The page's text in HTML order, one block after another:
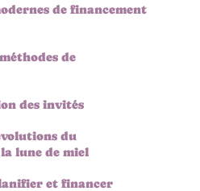
de financement
de
des invités
du
lune de miel
et financer